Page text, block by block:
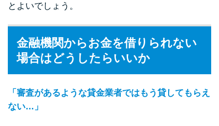
とよいでしょう。
金融機関からお金を借りられない
場合はどうしたらいいか
「審査があるような貸金業者ではもう貸してもらえ
ない…」